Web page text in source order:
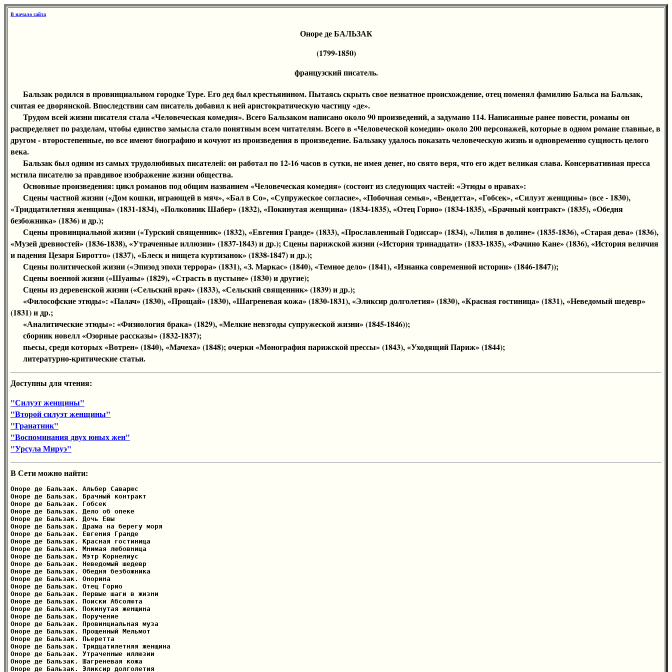
В начало сайта
Оноре де БАЛЬЗАК
(1799-1850)
французский писатель.
Бальзак родился в провинциальном городке Туре. Его дед был крестьянином. Пытаясь скрыть свое незнатное происхождение, отец поменял фамилию Бальса на Бальзак,
считая ее дворянской. Впоследствии сам писатель добавил к ней аристократическую частицу «де».
Трудом всей жизни писателя стала «Человеческая комедия». Всего Бальзаком написано около 90 произведений, а задумано 114. Написанные ранее повести, романы он
распределяет по разделам, чтобы единство замысла стало понятным всем читателям. Всего в «Человеческой комедии» около 200 персонажей, которые в одном романе главные, в
другом - второстепенные, но все имеют биографию и кочуют из произведения в произведение. Бальзаку удалось показать человеческую жизнь и одновременно сущность целого
века.
Бальзак был одним из самых трудолюбивых писателей: он работал по 12-16 часов в сутки, не имея денег, но свято веря, что его ждет великая слава. Консервативная пресса
мстила писателю за правдивое изображение жизни общества.
Основные произведения: цикл романов под общим названием «Человеческая комедия» (состоит из следующих частей: «Этюды о нравах»:
Сцены частной жизни («Дом кошки, играющей в мяч», «Бал в Со», «Супружеское согласие», «Побочная семья», «Вендетта», «Гобсек», «Силуэт женщины» (все - 1830),
«Тридцатилетняя женщина» (1831-1834), «Полковник Шабер» (1832), «Покинутая женщина» (1834-1835), «Отец Горио» (1834-1835), «Брачный контракт» (1835), «Обедня
безбожника» (1836) и др.);
Сцены провинциальной жизни («Турский священник» (1832), «Евгения Гранде» (1833), «Прославленный Годиссар» (1834), «Лилия в долине» (1835-1836), «Старая дева» (1836),
«Музей древностей» (1836-1838), «Утраченные иллюзии» (1837-1843) и др.); Сцены парижской жизни («История тринадцати» (1833-1835), «Фачино Кане» (1836), «История величия
и падения Цезаря Биротто» (1837), «Блеск и нищета куртизанок» (1838-1847) и др.);
Сцены политической жизни («Эпизод эпохи террора» (1831), «З. Маркас» (1840), «Темное дело» (1841), «Изнанка современной истории» (1846-1847));
Сцены военной жизни («Шуаны» (1829), «Страсть в пустыне» (1830) и другие);
Сцены из деревенской жизни («Сельский врач» (1833), «Сельский священник» (1839) и др.);
«Философские этюды»: «Палач» (1830), «Прощай» (1830), «Шагреневая кожа» (1830-1831), «Эликсир долголетия» (1830), «Красная гостиница» (1831), «Неведомый шедевр»
(1831) и др.;
«Аналитические этюды»: «Физиология брака» (1829), «Мелкие невзгоды супружеской жизни» (1845-1846));
сборник новелл «Озорные рассказы» (1832-1837);
пьесы, среди которых «Вотрен» (1840), «Мачеха» (1848); очерки «Монография парижской прессы» (1843), «Уходящий Париж» (1844);
литературно-критические статьи.
Доступны для чтения:
"Силуэт женщины"
"Второй силуэт женщины"
"Гранатник"
"Воспоминания двух юных жен"
"Урсула Мируэ"
В Сети можно найти:
Оноре де Бальзак. Альбер Саварюс
Оноре де Бальзак. Брачный контракт
Оноре де Бальзак. Гобсек
Оноре де Бальзак. Дело об опеке
Оноре де Бальзак. Дочь Евы
Оноре де Бальзак. Драма на берегу моря
Оноре де Бальзак. Евгения Гранде
Оноре де Бальзак. Красная гостиница
Оноре де Бальзак. Мнимая любовница
Оноре де Бальзак. Мэтр Корнелиус
Оноре де Бальзак. Неведомый шедевр
Оноре де Бальзак. Обедня безбожника
Оноре де Бальзак. Онорина
Оноре де Бальзак. Отец Горио
Оноре де Бальзак. Первые шаги в жизни
Оноре де Бальзак. Поиски Абсолюта
Оноре де Бальзак. Покинутая женщина
Оноре де Бальзак. Поручение
Оноре де Бальзак. Провинциальная муза
Оноре де Бальзак. Прощенный Мельмот
Оноре де Бальзак. Пьеретта
Оноре де Бальзак. Тридцатилетняя женщина
Оноре де Бальзак. Утраченные иллюзии
Оноре де Бальзак. Шагреневая кожа
Оноре де Бальзак. Эликсир долголетия